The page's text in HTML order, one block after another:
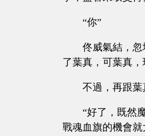
“你”
佟威氣結，
了葉真，可葉真
不過，再跟
“好了，既然
戰魂血旗的機會就